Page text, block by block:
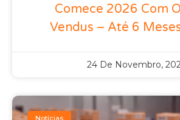
Comece 2026 Com
Vendus – Até 6
24 De Novembro,